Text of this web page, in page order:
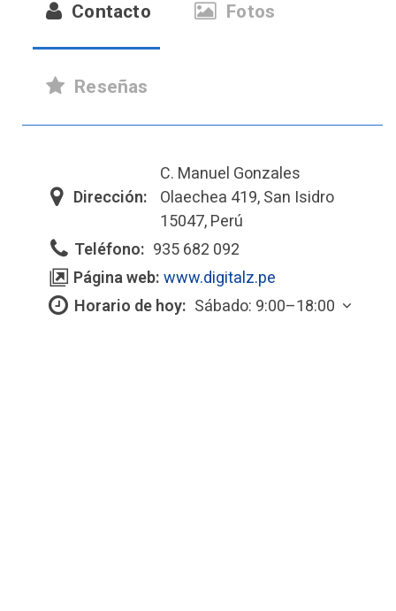
Contacto Fotos
Reseñas
Dirección:
C. Manuel Gonzales
Olaechea 419, San Isidro
15047, Perú
Teléfono: 935 682 092
Página web: www.digitalz.pe
Horario de hoy: Sábado: 9:00–18:00